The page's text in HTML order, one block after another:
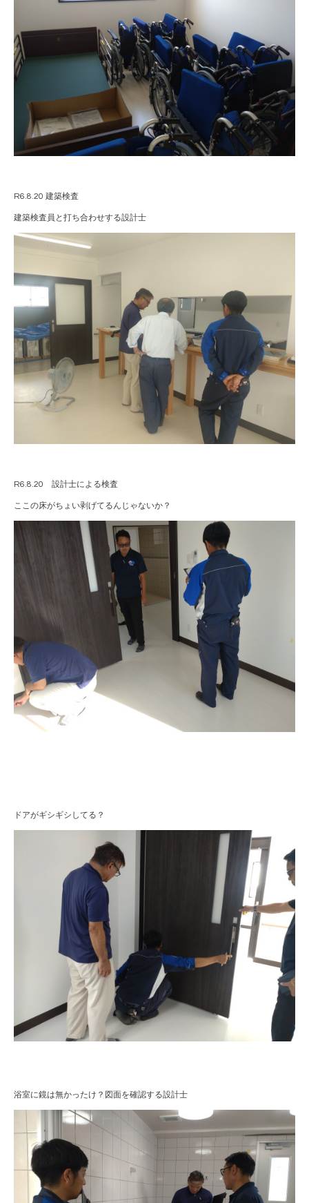
R6.8.20 建築検査
建築検査員と打ち合わせする設計士
R6.8.20 設計士による検査
ここの床がちょい剥げてるんじゃないか？
ドアがギシギシしてる？
浴室に鏡は無かったけ？図面を確認する設計士